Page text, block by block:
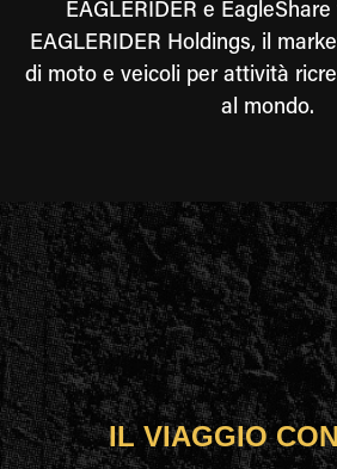
EAGLERIDER e
EAGLERIDER Holdings, il
di moto e veicoli per attività
al mondo.
IL VIAGGIO